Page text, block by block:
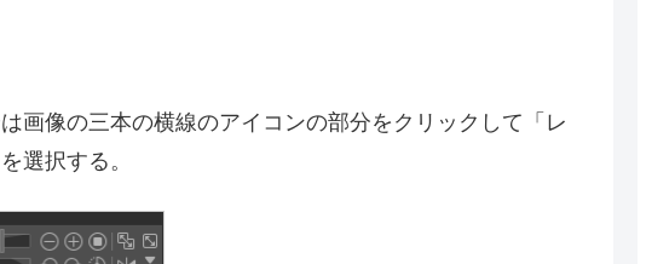
選択してレイヤープロパティを選択する。